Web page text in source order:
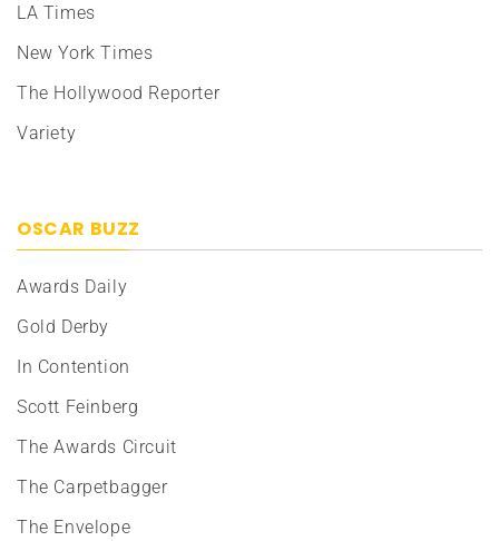
LA Times
New York Times
The Hollywood Reporter
Variety
OSCAR BUZZ
Awards Daily
Gold Derby
In Contention
Scott Feinberg
The Awards Circuit
The Carpetbagger
The Envelope